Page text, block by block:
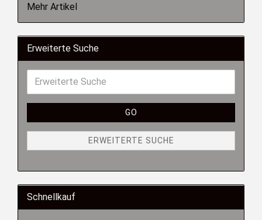
Mehr Artikel
Erweiterte Suche
GO
ERWEITERTE SUCHE
Schnellkauf